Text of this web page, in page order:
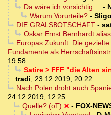
Da wäre ich vorsichtig ...
-
Warum Vorurteile?- Sligo
DIE GRALSBOTSCHAFT-
Oskar Ernst Bernhardt alias
Europas Zukunft: Die
Fundamente als
19:58
Satire > FFF "die Alten
tradi
23.12.2019, 20:22
Nach Polen droht auch
24.12.2019, 12:25
Quelle? (oT)
- FOX-